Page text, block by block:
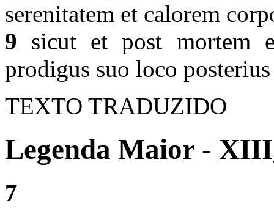
serenitatem et calorem
9 sicut et post mortem
prodigus suo loco
TEXTO TRADUZIDO
Legenda Maior -
7